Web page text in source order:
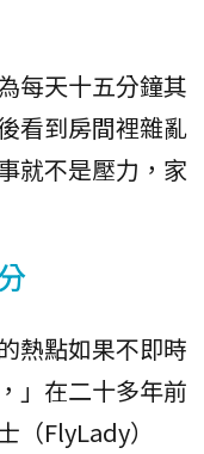
每天十五分鐘其
看到房間裡雜亂
就不是壓力，家
熱點如果不即時
」在二十多年前
（FlyLady）